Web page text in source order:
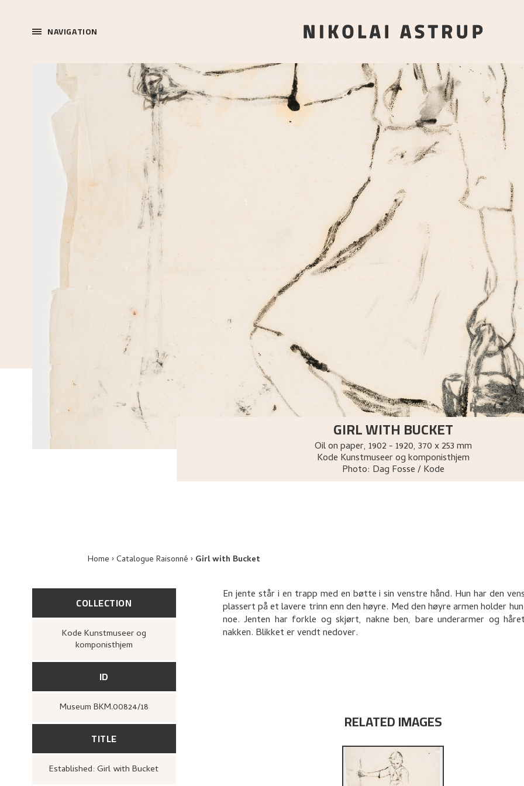
NAVIGATION
GIRL WITH BUCKET
Oil on paper, 1902 - 1920, 370 x 253 mm
Kode Kunstmuseer og komponisthjem
Photo: Dag Fosse / Kode
Home Catalogue Raisonné Girl with Bucket
COLLECTION
Kode Kunstmuseer og
komponisthjem
ID
Museum BKM.00824/18
TITLE
Established: Girl with Bucket
En jente står i en trapp med en bøtte i sin venstre hånd. Hun har den
plassert på et lavere trinn enn den høyre. Med den høyre armen holder
noe. Jenten har forkle og skjørt, nakne ben, bare underarmer og
nakken. Blikket er vendt nedover.
RELATED IMAGES